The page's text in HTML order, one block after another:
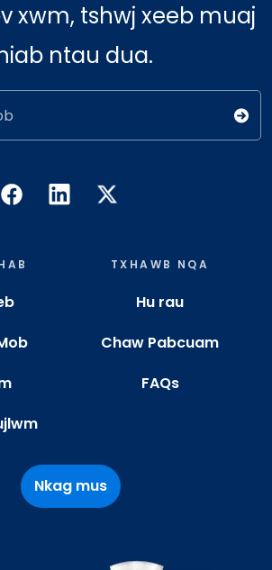
xwm, tshwj xeeb muaj
ntau dua.
TXHAWB NQA
Hu rau
Chaw Pabcuam
FAQs
Nkag mus